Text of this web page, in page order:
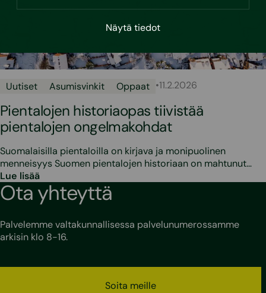
Näytä tiedot
Uutiset Asumisvinkit Oppaat •11.2.2026
Pientalojen historiaopas tiivistää
pientalojen ongelmakohdat
Suomalaisilla pientaloilla on kirjava ja monipuolinen
menneisyys Suomen pientalojen historiaan on mahtunut…
Lue lisää
Ota yhteyttä
Palvelemme valtakunnallisessa palvelunumerossamme
arkisin klo 8-16.
Soita meille